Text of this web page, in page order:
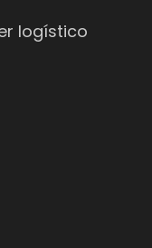
logístico